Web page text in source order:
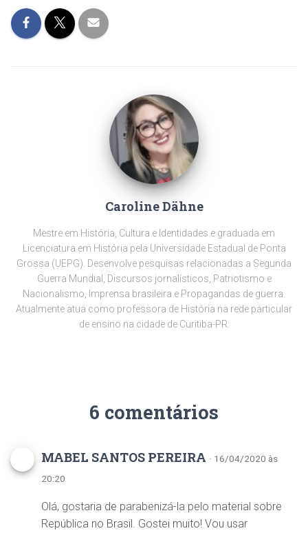
Caroline Dähne
Mestre em História, Cultura e Identidades e graduada em
Licenciatura em História pela Universidade Estadual de Ponta
Grossa (UEPG). Desenvolve pesquisas relacionadas a Segunda
Guerra Mundial, Discursos jornalísticos, Patriotismo e
Nacionalismo, Imprensa brasileira e Propagandas de guerra.
Atualmente atua como professora de História na rede particular
de ensino na cidade de Curitiba-PR.
6 comentários
MABEL SANTOS PEREIRA · 16/04/2020 às
20:20
Olá, gostaria de parabenizá-la pelo material sobre
República no Brasil. Gostei muito! Vou usar